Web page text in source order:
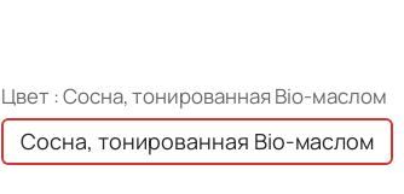
Цвет :Сосна, тонированная Bio-маслом
Сосна, тонированная Bio-маслом